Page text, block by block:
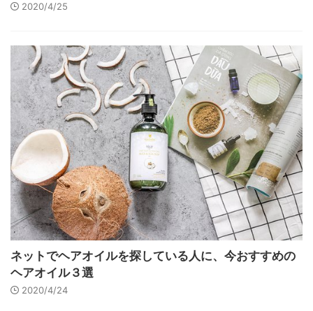
2020/4/25
ネットでヘアオイルを探している人に、今おすすめの
ヘアオイル３選
2020/4/24